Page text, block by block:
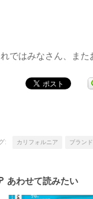
ではみなさん、ま
: カリフォルニア ブランド
あわせて読みたい